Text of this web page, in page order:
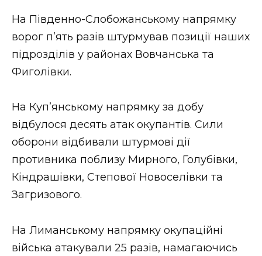
На Південно-Слобожанському напрямку
ворог п’ять разів штурмував позиції наших
підрозділів у районах Вовчанська та
Фиголівки.
На Куп’янському напрямку за добу
відбулося десять атак окупантів. Сили
оборони відбивали штурмові дії
противника поблизу Мирного, Голубівки,
Кіндрашівки, Степової Новоселівки та
Загризового.
На Лиманському напрямку окупаційні
війська атакували 25 разів, намагаючись